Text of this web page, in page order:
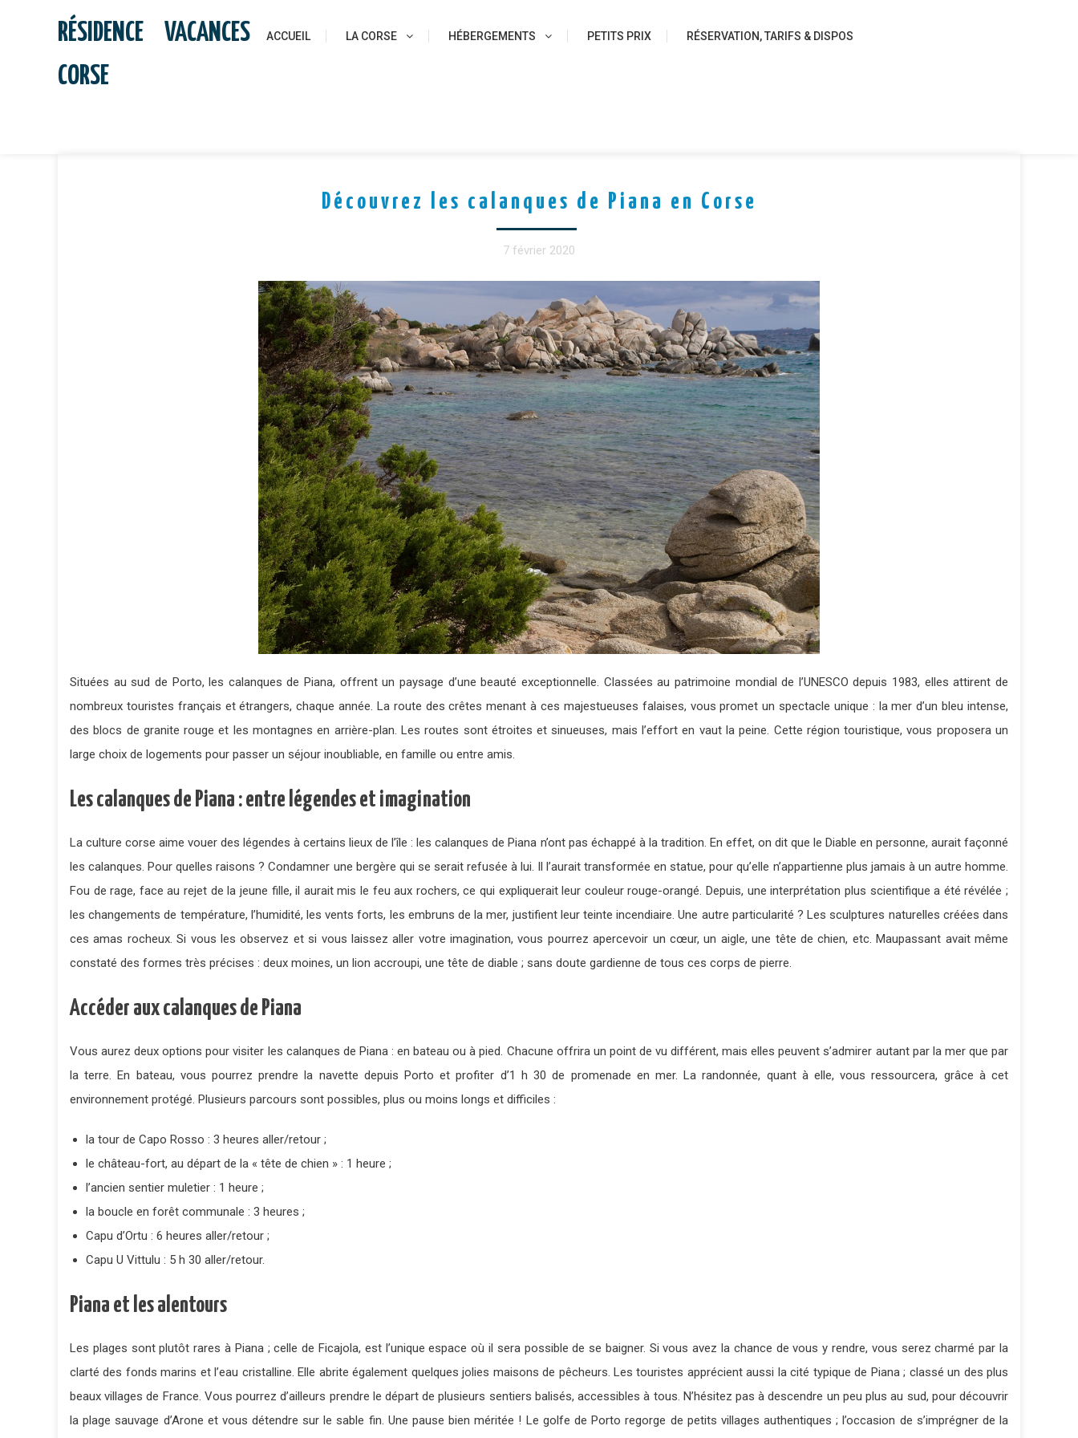
RÉSIDENCE VACANCES
CORSE
ACCUEIL LA CORSE HÉBERGEMENTS PETITS PRIX RÉSERVATION, TARIFS & DISPOS
Découvrez les calanques de Piana en Corse
7 février 2020
Situées au sud de Porto, les calanques de Piana, offrent un paysage d’une beauté exceptionnelle. Classées au patrimoine mondial de l’UNESCO depuis 1983, elles attirent de
nombreux touristes français et étrangers, chaque année. La route des crêtes menant à ces majestueuses falaises, vous promet un spectacle unique : la mer d’un bleu intense,
des blocs de granite rouge et les montagnes en arrière-plan. Les routes sont étroites et sinueuses, mais l’effort en vaut la peine. Cette région touristique, vous proposera un
large choix de logements pour passer un séjour inoubliable, en famille ou entre amis.
Les calanques de Piana : entre légendes et imagination
La culture corse aime vouer des légendes à certains lieux de l’île : les calanques de Piana n’ont pas échappé à la tradition. En effet, on dit que le Diable en personne, aurait façonné
les calanques. Pour quelles raisons ? Condamner une bergère qui se serait refusée à lui. Il l’aurait transformée en statue, pour qu’elle n’appartienne plus jamais à un autre homme.
Fou de rage, face au rejet de la jeune fille, il aurait mis le feu aux rochers, ce qui expliquerait leur couleur rouge-orangé. Depuis, une interprétation plus scientifique a été révélée ;
les changements de température, l’humidité, les vents forts, les embruns de la mer, justifient leur teinte incendiaire. Une autre particularité ? Les sculptures naturelles créées dans
ces amas rocheux. Si vous les observez et si vous laissez aller votre imagination, vous pourrez apercevoir un cœur, un aigle, une tête de chien, etc. Maupassant avait même
constaté des formes très précises : deux moines, un lion accroupi, une tête de diable ; sans doute gardienne de tous ces corps de pierre.
Accéder aux calanques de Piana
Vous aurez deux options pour visiter les calanques de Piana : en bateau ou à pied. Chacune offrira un point de vu différent, mais elles peuvent s’admirer autant par la mer que par
la terre. En bateau, vous pourrez prendre la navette depuis Porto et profiter d’1 h 30 de promenade en mer. La randonnée, quant à elle, vous ressourcera, grâce à cet
environnement protégé. Plusieurs parcours sont possibles, plus ou moins longs et difficiles :
la tour de Capo Rosso : 3 heures aller/retour ;
le château-fort, au départ de la « tête de chien » : 1 heure ;
l’ancien sentier muletier : 1 heure ;
la boucle en forêt communale : 3 heures ;
Capu d’Ortu : 6 heures aller/retour ;
Capu U Vittulu : 5 h 30 aller/retour.
Piana et les alentours
Les plages sont plutôt rares à Piana ; celle de Ficajola, est l’unique espace où il sera possible de se baigner. Si vous avez la chance de vous y rendre, vous serez charmé par la
clarté des fonds marins et l’eau cristalline. Elle abrite également quelques jolies maisons de pêcheurs. Les touristes apprécient aussi la cité typique de Piana ; classé un des plus
beaux villages de France. Vous pourrez d’ailleurs prendre le départ de plusieurs sentiers balisés, accessibles à tous. N’hésitez pas à descendre un peu plus au sud, pour découvrir
la plage sauvage d’Arone et vous détendre sur le sable fin. Une pause bien méritée ! Le golfe de Porto regorge de petits villages authentiques ; l’occasion de s’imprégner de la